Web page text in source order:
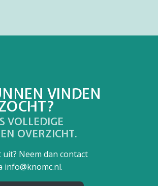
VINDEN
VOLLEDIGE
OVERZICHT.
Neem dan contact
info@knomc.nl.